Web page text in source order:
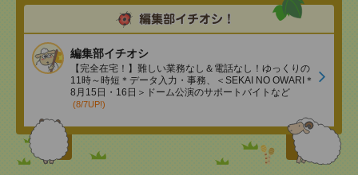
編集部イチオシ
【完全在宅！】難しい業務なし＆電話なし！ゆっくりの
11時～時短＊データ入力・事務、＜SEKAI NO OWARI＊
8月15日・16日＞ドーム公演のサポートバイトなど
(8/7UP!)